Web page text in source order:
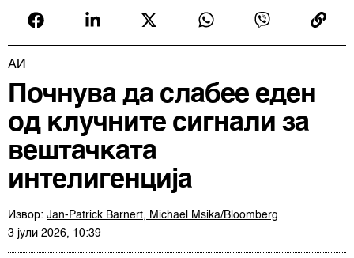
АИ
Почнува да слабее еден
од клучните сигнали за
вештачката
интелигенција
Извор: Jan-Patrick Barnert, Michael Msika/Bloomberg
3 јули 2026, 10:39